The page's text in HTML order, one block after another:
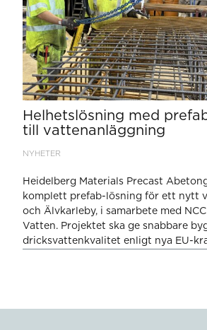
Helhetslösning med
till vattenanläggning
NYHETER
Heidelberg Materials Precast
komplett prefab-lösning för ett nytt
och Älvkarleby, i samarbete med
Vatten. Projektet ska ge snabbare
dricksvattenkvalitet enligt nya EU-